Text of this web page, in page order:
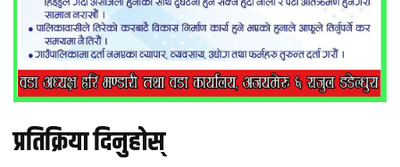
प्रतिक्रिया दिनुहोस्